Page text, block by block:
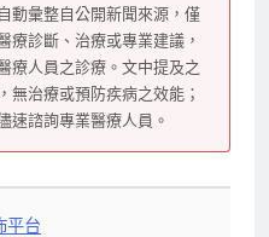
動彙整自公開新聞來源，僅
療診斷、治療或專業建議，
療人員之診療。文中提及之
無治療或預防疾病之效能；
速諮詢專業醫療人員。
平台